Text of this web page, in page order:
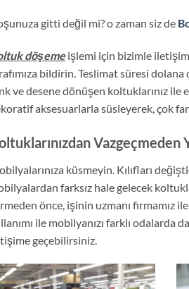
gitti değil mi? o zaman siz de
döşemeişlemi için bizimle
bildirin. Teslimat süresi
ve desene dönüşen koltuklarınız ile
aksesuarlarla süsleyerek, çok
Vazgeçmeden
küsmeyin. Kılıfları
farksız hale gelecek
önce, işinin uzmanı firmamız
ile mobilyanızı farklı odalarda
geçebilirsiniz.